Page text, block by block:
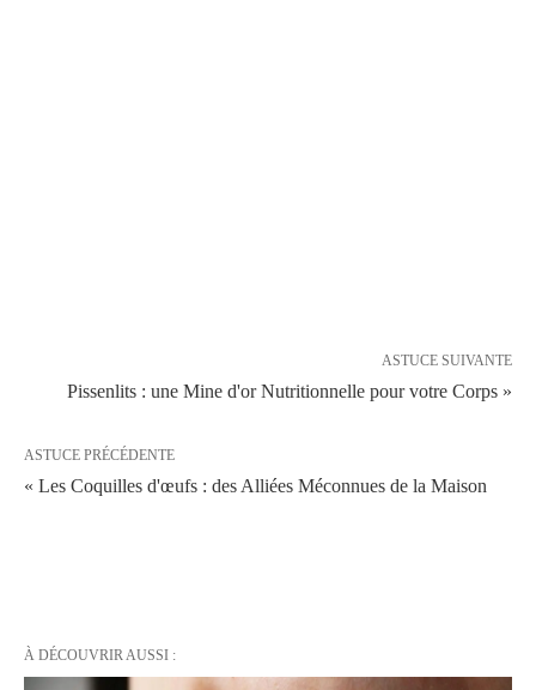
ASTUCE SUIVANTE
Pissenlits : une Mine d'or Nutritionnelle pour votre Corps »
ASTUCE PRÉCÉDENTE
« Les Coquilles d'œufs : des Alliées Méconnues de la Maison
À DÉCOUVRIR AUSSI :